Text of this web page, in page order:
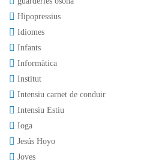
Hipopressius
Idiomes
Infants
Informàtica
Institut
Intensiu carnet de conduir
Intensiu Estiu
Ioga
Jesús Hoyo
Joves